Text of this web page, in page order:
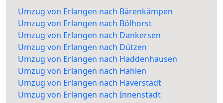
Umzug von Erlangen nach Bärenkämpen
Umzug von Erlangen nach Bölhorst
Umzug von Erlangen nach Dankersen
Umzug von Erlangen nach Dützen
Umzug von Erlangen nach Haddenhausen
Umzug von Erlangen nach Hahlen
Umzug von Erlangen nach Häverstädt
Umzug von Erlangen nach Innenstadt